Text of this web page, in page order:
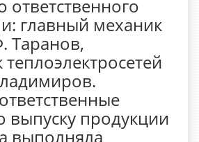
ответственного
главный механик
Таранов,
выпуску продукции
выполняла